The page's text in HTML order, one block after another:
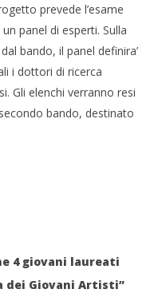
prevede l’esame
panel di esperti. Sulla
bando, il panel definira’
i dottori di ricerca
Gli elenchi verranno resi
bando, destinato
4 giovani laureati
dei Giovani Artisti”